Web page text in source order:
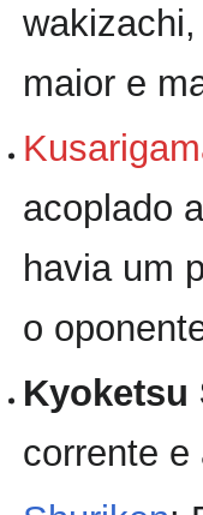
maior e
acoplado
havia um
o
Kyoketsu
corrente